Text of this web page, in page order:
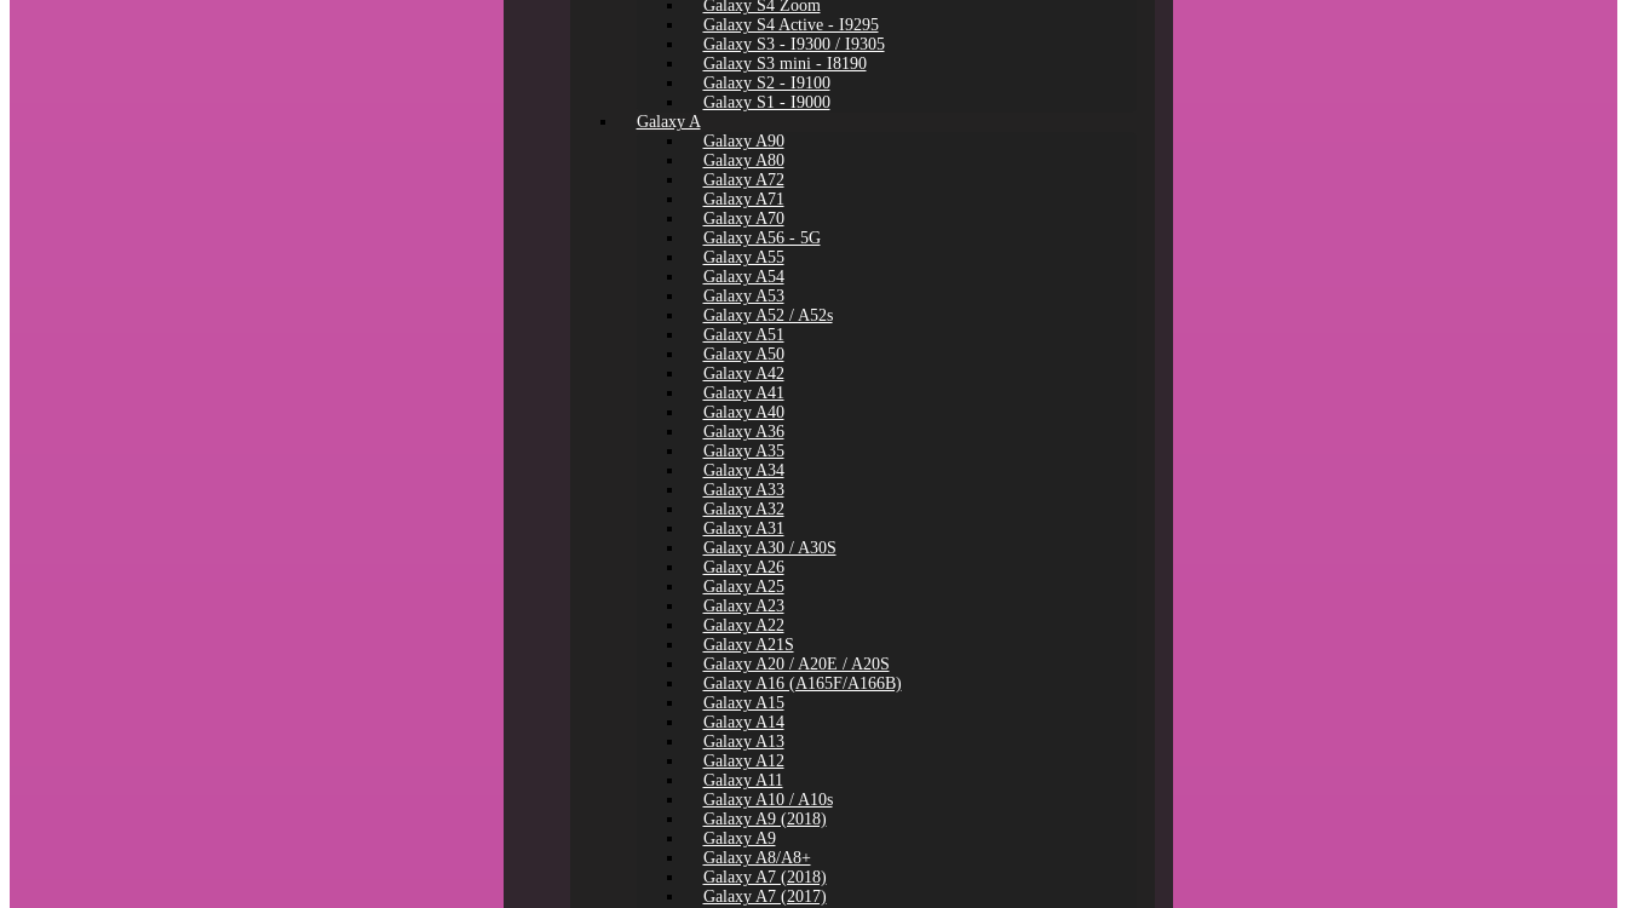
Galaxy S4 Zoom
Galaxy S4 Active - I9295
Galaxy S3 - I9300 / I9305
Galaxy S3 mini - I8190
Galaxy S2 - I9100
Galaxy S1 - I9000
Galaxy A
Galaxy A90
Galaxy A80
Galaxy A72
Galaxy A71
Galaxy A70
Galaxy A56 - 5G
Galaxy A55
Galaxy A54
Galaxy A53
Galaxy A52 / A52s
Galaxy A51
Galaxy A50
Galaxy A42
Galaxy A41
Galaxy A40
Galaxy A36
Galaxy A35
Galaxy A34
Galaxy A33
Galaxy A32
Galaxy A31
Galaxy A30 / A30S
Galaxy A26
Galaxy A25
Galaxy A23
Galaxy A22
Galaxy A21S
Galaxy A20 / A20E / A20S
Galaxy A16 (A165F/A166B)
Galaxy A15
Galaxy A14
Galaxy A13
Galaxy A12
Galaxy A11
Galaxy A10 / A10s
Galaxy A9 (2018)
Galaxy A9
Galaxy A8/A8+
Galaxy A7 (2018)
Galaxy A7 (2017)